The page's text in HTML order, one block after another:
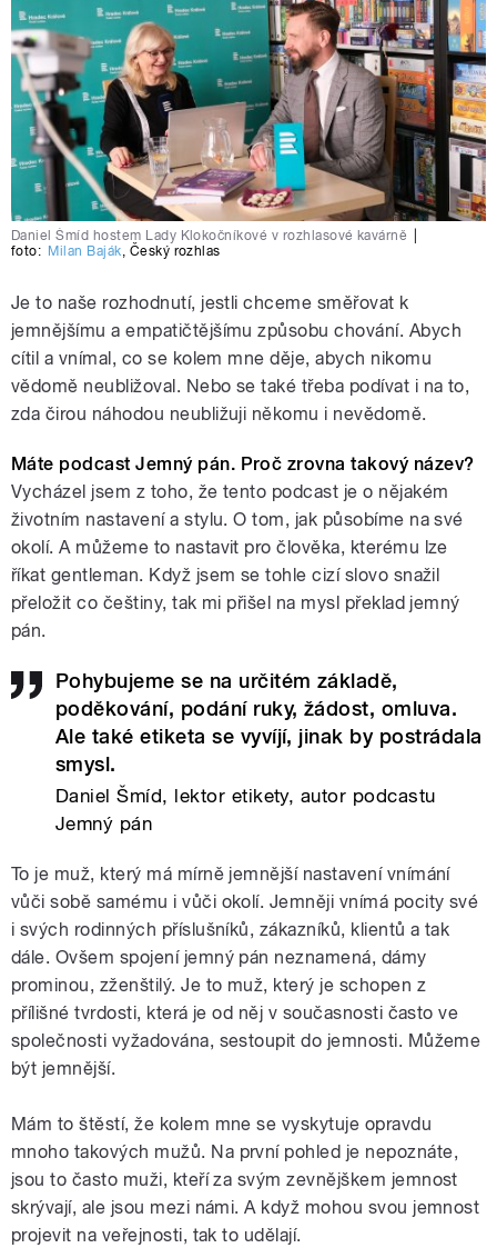
Daniel Šmíd hostem Lady Klokočníkové v rozhlasové kavárně
foto: Milan Baják, Český rozhlas
Je to naše rozhodnutí, jestli chceme směřovat k
jemnějšímu a empatičtějšímu způsobu chování. Abych
cítil a vnímal, co se kolem mne děje, abych nikomu
vědomě neubližoval. Nebo se také třeba podívat i na to,
zda čirou náhodou neubližuji někomu i nevědomě.
Máte podcast Jemný pán. Proč zrovna takový název?
Vycházel jsem z toho, že tento podcast je o nějakém
životním nastavení a stylu. O tom, jak působíme na své
okolí. A můžeme to nastavit pro člověka, kterému lze
říkat gentleman. Když jsem se tohle cizí slovo snažil
přeložit co češtiny, tak mi přišel na mysl překlad jemný
pán.
Pohybujeme se na určitém základě,
poděkování, podání ruky, žádost, omluva.
Ale také etiketa se vyvíjí, jinak by postrádala
smysl.
Daniel Šmíd, lektor etikety, autor podcastu
Jemný pán
To je muž, který má mírně jemnější nastavení vnímání
vůči sobě samému i vůči okolí. Jemněji vnímá pocity své
i svých rodinných příslušníků, zákazníků, klientů a tak
dále. Ovšem spojení jemný pán neznamená, dámy
prominou, zženštilý. Je to muž, který je schopen z
přílišné tvrdosti, která je od něj v současnosti často ve
společnosti vyžadována, sestoupit do jemnosti. Můžeme
být jemnější.
Mám to štěstí, že kolem mne se vyskytuje opravdu
mnoho takových mužů. Na první pohled je nepoznáte,
jsou to často muži, kteří za svým zevnějškem jemnost
skrývají, ale jsou mezi námi. A když mohou svou jemnost
projevit na veřejnosti, tak to udělají.